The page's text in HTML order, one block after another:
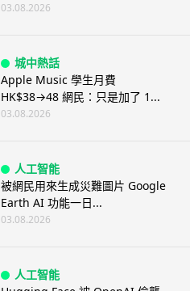
03.08.2026
城中熱話
Apple Music 學生月費
HK$38→48 網民：只是加了 1...
03.08.2026
人工智能
被網民用來生成災難圖片 Google
Earth AI 功能一日...
03.08.2026
人工智能